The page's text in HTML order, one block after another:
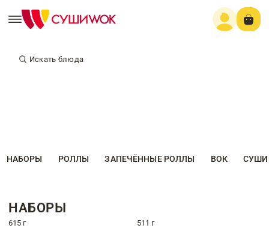
Искать блюда
НАБОРЫ РОЛЛЫ ЗАПЕЧЁННЫЕ РОЛЛЫ ВОК СУШИ
НАБОРЫ
615 г 511 г